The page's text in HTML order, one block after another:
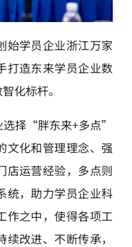
始学员企业浙江万家
打造东来学员企业数
化标杆。
择“胖东来+多点”
文化和管理理念、强
店运营经验，多点则
统，助力学员企业科
作之中，使得各项工
改进、不断传承，